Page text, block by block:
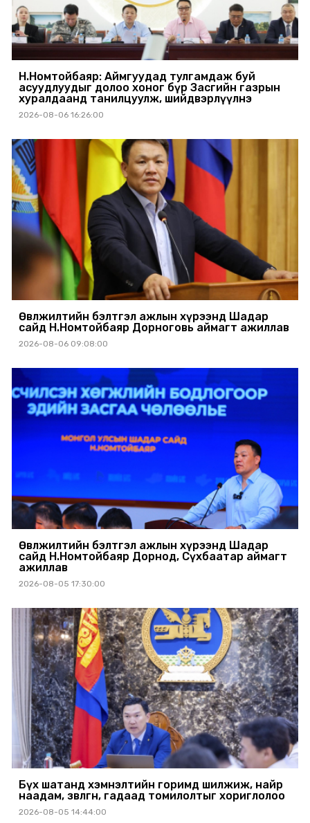
Н.Номтойбаяр: Аймгуудад тулгамдаж буй
асуудлуудыг долоо хоног бүр Засгийн газрын
хуралдаанд танилцуулж, шийдвэрлүүлнэ
2026-08-06 16:26:00
Өвөлжилтийн бэлтгэл ажлын хүрээнд Шадар
сайд Н.Номтойбаяр Дорноговь аймагт ажиллав
2026-08-06 09:08:00
Өвөлжилтийн бэлтгэл ажлын хүрээнд Шадар
сайд Н.Номтойбаяр Дорнод, Сүхбаатар аймагт
ажиллав
2026-08-05 17:30:00
Бүх шатанд хэмнэлтийн горимд шилжиж, найр
наадам, зөвлөгөөн, гадаад томилолтыг хориглолоо
2026-08-05 14:44:00